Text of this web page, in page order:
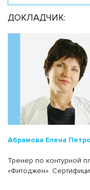
ДОКЛАДЧИК:
Абрамова Елена
Тренер по контурной
«Фитоджен».